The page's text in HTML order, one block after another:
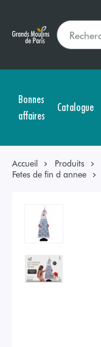
Bonnes
affaires
Catalogue
Accueil Produits
Fetes de fin d annee